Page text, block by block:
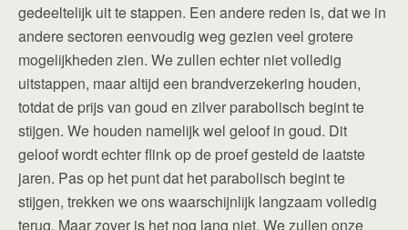
gedeeltelijk uit te stappen. Een andere reden is, dat we in
andere sectoren eenvoudig weg gezien veel grotere
mogelijkheden zien. We zullen echter niet volledig
uitstappen, maar altijd een brandverzekering houden,
totdat de prijs van goud en zilver parabolisch begint te
stijgen. We houden namelijk wel geloof in goud. Dit
geloof wordt echter flink op de proef gesteld de laatste
jaren. Pas op het punt dat het parabolisch begint te
stijgen, trekken we ons waarschijnlijk langzaam volledig
terug. Maar zover is het nog lang niet. We zullen onze